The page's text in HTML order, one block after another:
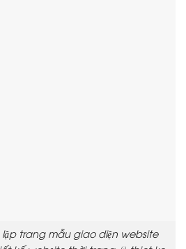
trang mẫu giao diện website